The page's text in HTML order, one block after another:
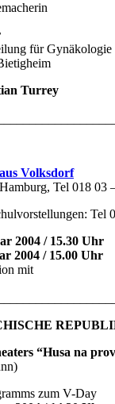
für
Turrey
Volksdorf
Tel 018 03
Tel
2004 / 15.30 Uhr
2004 / 15.00 Uhr
mit
“Husa na
zum V-Day